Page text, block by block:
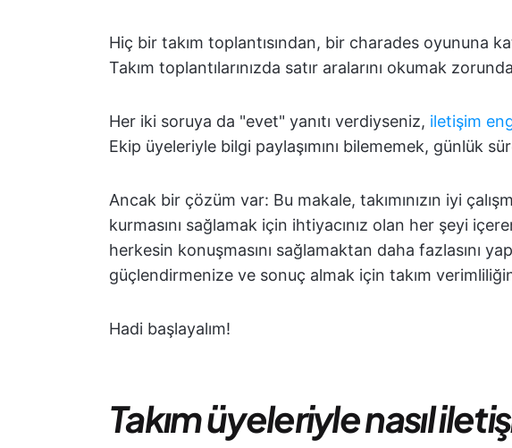
Hiç bir takım toplantısından, bir charades oyununa
Takım toplantılarınızda satır aralarını okumak
Her iki soruya da "evet" yanıtı verdiyseniz, iletişim
Ekip üyeleriyle bilgi paylaşımını bilememek, günlük
Ancak bir çözüm var: Bu makale, takımınızın iyi
kurmasını sağlamak için ihtiyacınız olan her şeyi
herkesin konuşmasını sağlamaktan daha fazlasını
güçlendirmenize ve sonuç almak için takım
Hadi başlayalım!
Takım üyeleriyle nasıl